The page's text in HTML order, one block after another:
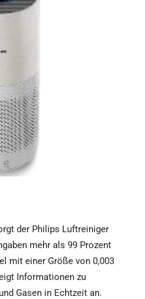
der Philips Luftreiniger
mehr als 99 Prozent
mit einer Größe von 0,003
Informationen zu
Gasen in Echtzeit an.